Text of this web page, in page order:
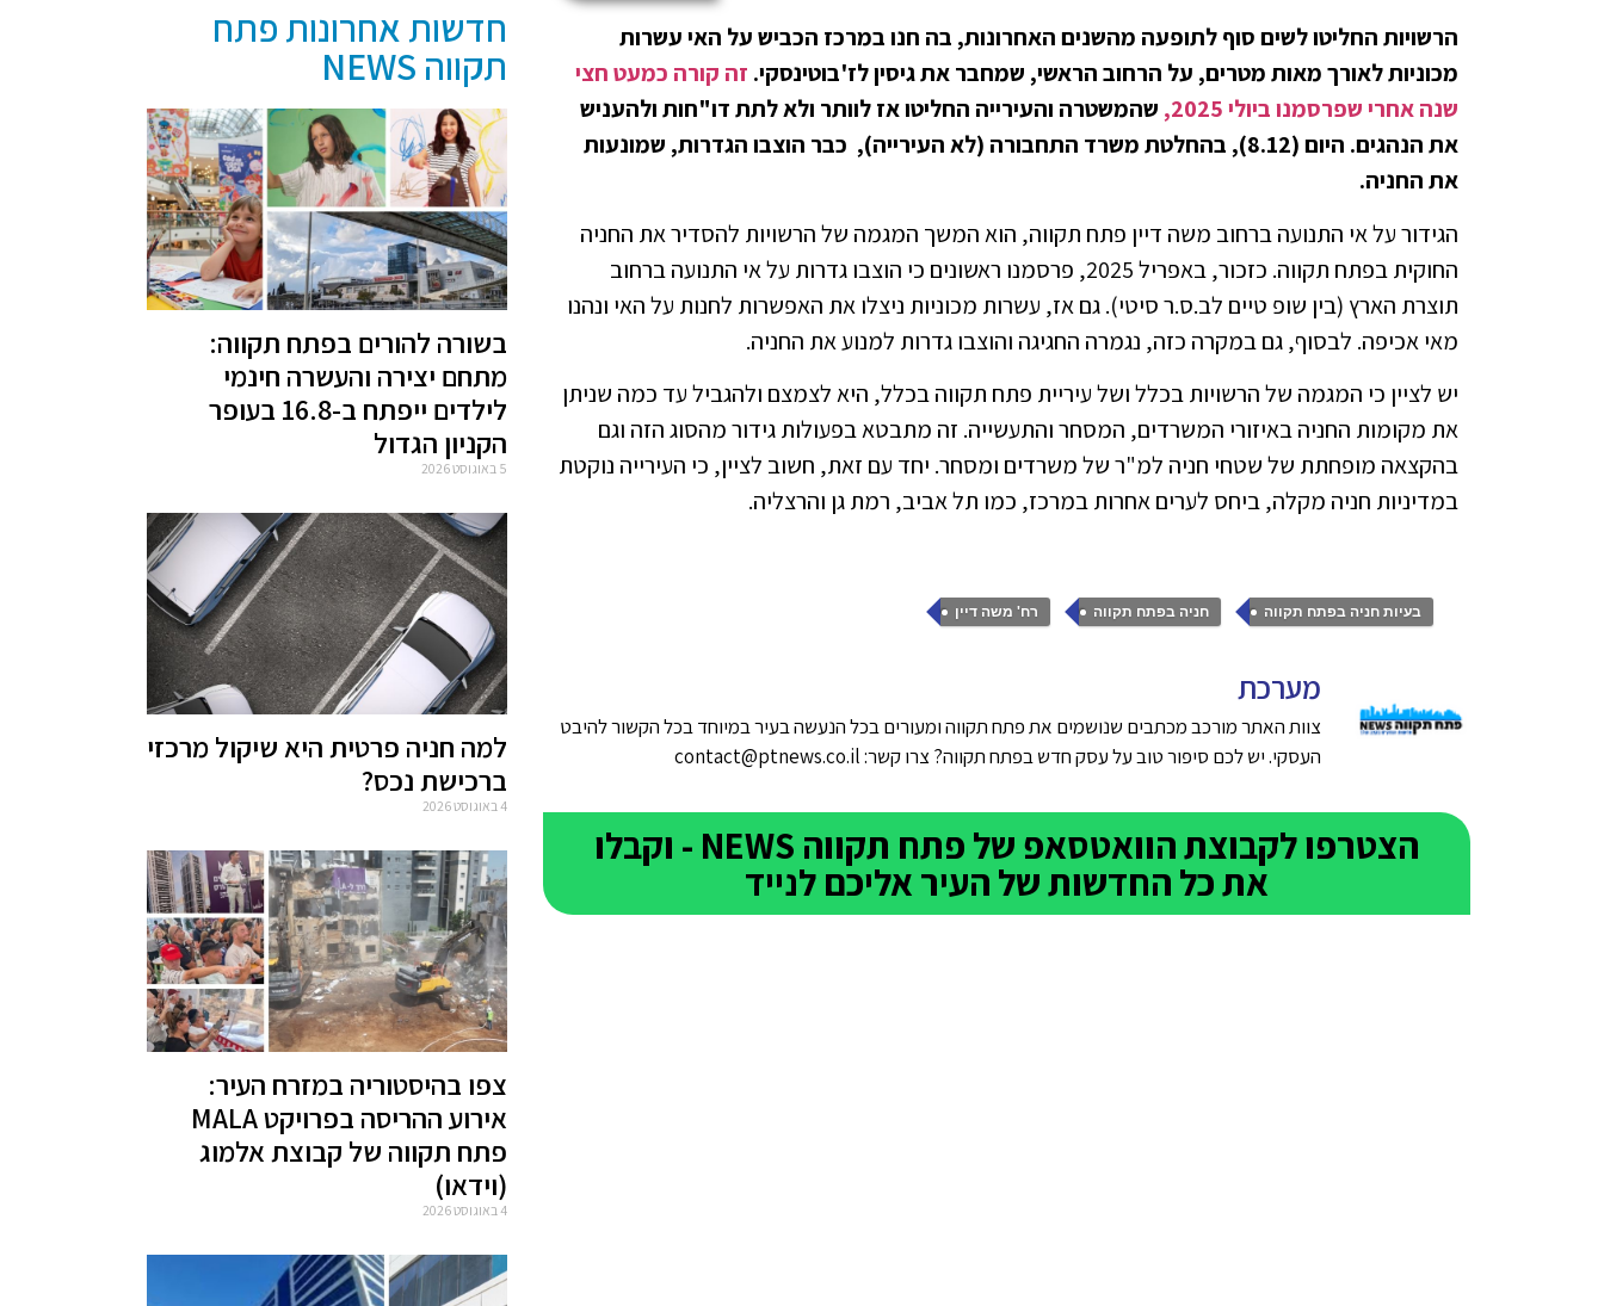
הרשויות החליטו לשים סוף לתופעה מהשנים האחרונות, בה חנו במרכז הכביש על האי עשרות
מכוניות לאורך מאות מטרים, על הרחוב הראשי, שמחבר את גיסין לז'בוטינסקי. זה קורה כמעט חצי
שנה אחרי שפרסמנו ביולי 2025,
שהמשטרה והעירייה החליטו אז לוותר ולא לתת דו"חות ולהעניש
את הנהגים. היום (8.12), בהחלטת משרד התחבורה (לא העירייה), כבר הוצבו הגדרות, שמונעות
את החניה.
הגידור על אי התנועה ברחוב משה דיין פתח תקווה, הוא המשך המגמה של הרשויות להסדיר את החניה
החוקית בפתח תקווה. כזכור, באפריל 2025, פרסמנו ראשונים כי הוצבו גדרות על אי התנועה ברחוב
תוצרת הארץ (בין שופ טיים לב.ס.ר סיטי). גם אז, עשרות מכוניות ניצלו את האפשרות לחנות על האי ונהנו
מאי אכיפה. לבסוף, גם במקרה כזה, נגמרה החגיגה והוצבו גדרות למנוע את החניה.
יש לציין כי המגמה של הרשויות בכלל ושל עיריית פתח תקווה בכלל, היא לצמצם ולהגביל עד כמה שניתן
את מקומות החניה באיזורי המשרדים, המסחר והתעשייה. זה מתבטא בפעולות גידור מהסוג הזה וגם
בהקצאה מופחתת של שטחי חניה למ"ר של משרדים ומסחר. יחד עם זאת, חשוב לציין, כי העירייה נוקטת
במדיניות חניה מקלה, ביחס לערים אחרות במרכז, כמו תל אביב, רמת גן והרצליה.
בעיות חניה בפתח תקווה , חניה בפתח תקווה , רח' משה דיין
מערכת
צוות האתר מורכב מכתבים שנושמים את פתח תקווה ומעורים בכל הנעשה בעיר במיוחד בכל הקשור להיבט
העסקי. יש לכם סיפור טוב על עסק חדש בפתח תקווה? צרו קשר: contact@ptnews.co.il
הצטרפו לקבוצת הוואטסאפ של פתח תקווה NEWS - וקבלו
את כל החדשות של העיר אליכם לנייד
חדשות אחרונות פתח
תקווה NEWS
בשורה להורים בפתח תקווה:
מתחם יצירה והעשרה חינמי
לילדים ייפתח ב-16.8 בעופר
הקניון הגדול
5 באוגוסט 2026
למה חניה פרטית היא שיקול מרכזי
ברכישת נכס?
4 באוגוסט 2026
צפו בהיסטוריה במזרח העיר:
אירוע ההריסה בפרויקט MALA
פתח תקווה של קבוצת אלמוג
(וידאו)
4 באוגוסט 2026